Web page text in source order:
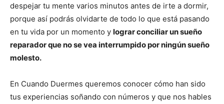
despejar tu mente varios minutos antes de irte a dormir,
porque así podrás olvidarte de todo lo que está pasando
en tu vida por un momento y lograr conciliar un sueño
reparador que no se vea interrumpido por ningún sueño
molesto.
En Cuando Duermes queremos conocer cómo han sido
tus experiencias soñando con números y que nos hables